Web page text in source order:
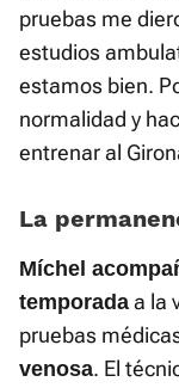
pruebas me
estudios
estamos bien.
normalidad y
entrenar al
La
Míchel
temporada a la
pruebas
venosa. El